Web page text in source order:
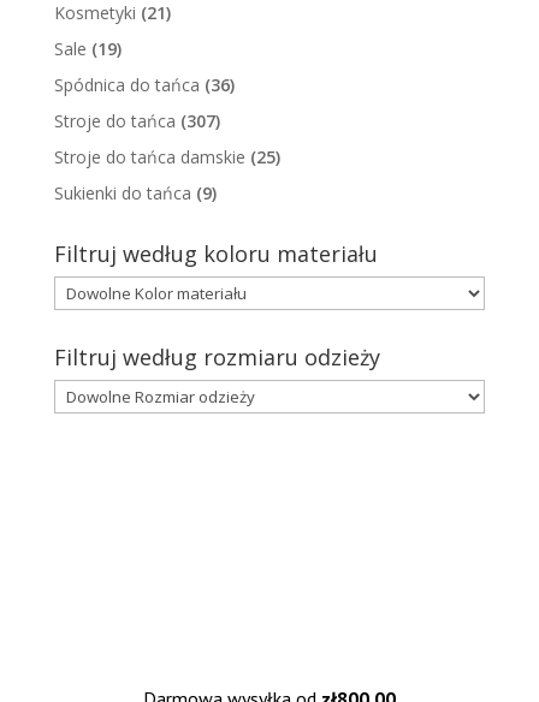
Kosmetyki (21)
Sale (19)
Spódnica do tańca (36)
Stroje do tańca (307)
Stroje do tańca damskie (25)
Sukienki do tańca (9)
Filtruj według koloru materiału
Filtruj według rozmiaru odzieży